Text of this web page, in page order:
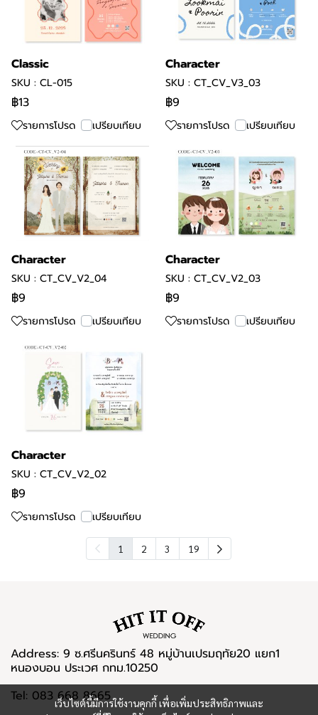
Classic
SKU : CL-015
฿13
รายการโปรด เปรียบเทียบ
Character
SKU : CT_CV_V3_03
฿9
รายการโปรด เปรียบเทียบ
Character
SKU : CT_CV_V2_04
฿9
รายการโปรด เปรียบเทียบ
Character
SKU : CT_CV_V2_03
฿9
รายการโปรด เปรียบเทียบ
Character
SKU : CT_CV_V2_02
฿9
รายการโปรด เปรียบเทียบ
1 2 3 19
เว็บไซต์นี้มีการใช้งานคุกกี้ เพื่อเพิ่มประสิทธิภาพและ
Address: 9 ซ.ศรีนครินทร์ 48 หมู่บ้านเปรมฤทัย20 แยก1
หนองบอน ประเวศ กทม.10250
Tel: 083 668 8665